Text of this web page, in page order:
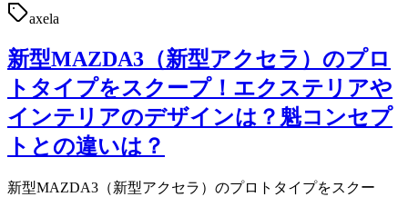
axela
新型MAZDA3（新型アクセラ）のプロ
トタイプをスクープ！エクステリアや
インテリアのデザインは？魁コンセプ
トとの違いは？
新型MAZDA3（新型アクセラ）のプロトタイプをスクー